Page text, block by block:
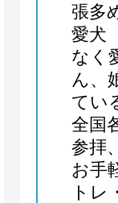
張多
愛犬
なく
ん、
てい
全国
参拝
お手
トレ